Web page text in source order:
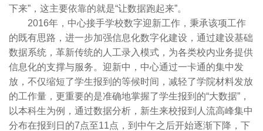
下来”，这主要依靠的就是“让数据跑起来”。
2016年，中心接手学校数字迎新工作，秉承该项工作
的既有思路，进一步加强信息化数字化建设，通过建设基础
数据系统，革新传统的人工录入模式，为各类校内业务提供
信息化的支撑与服务。迎新中，中心通过一卡通的集中发
放，不仅缩短了学生报到的等候时间，减轻了学院材料发放
的工作量，更重要的是准确地掌握了学生报到的“大数据”，
以本科生为例，通过数据分析，新生来校报到人流高峰集中
分布在报到日的7点至11点，到中午之后开始逐渐下降，下